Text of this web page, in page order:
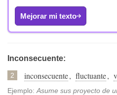
Mejorar mi texto
Inconsecuente:
2 inconsecuente, fluctuante,
Ejemplo: Asume sus proyecto de